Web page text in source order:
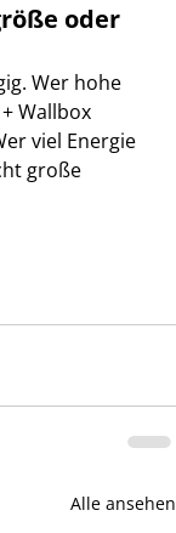
oder
Wer hohe
Wallbox
viel Energie
große
Alle ansehen